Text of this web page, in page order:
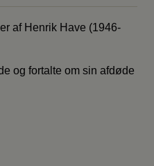
af Henrik Have (1946-
og fortalte om sin afdøde